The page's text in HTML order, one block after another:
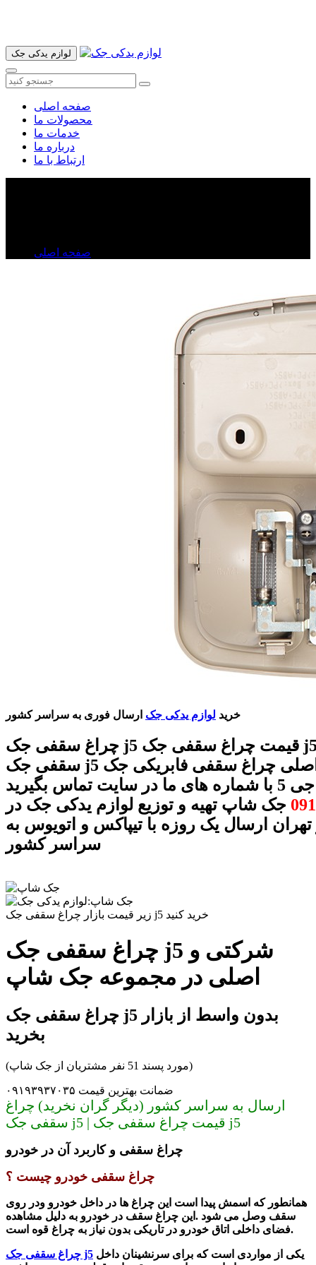
لوازم یدکی جک
صفحه اصلی
محصولات ما
خدمات ما
درباره ما
ارتباط با ما
صفحه اصلی
خرید لوازم یدکی جک ارسال فوری به سراسر کشور
چراغ سقفی جک j5 قیمت چراغ سقفی جک j5 چراغ
سقفی جک j5 اصلی چراغ سقفی فابریکی جک j5 چراغ
بگیرید
جک شاپ تهیه و توزیع لوازم یدکی جک در
تهران ارسال یک روزه با تیپاکس و اتویوس به
سراسر کشور
زیر قیمت بازار چراغ سقفی جک j5 خرید کنید
چراغ سقفی جک j5 شرکتی و
اصلی در مجموعه جک شاپ
چراغ سقفی جک j5 بدون واسط از بازار
بخرید
(مورد پسند 51 نفر مشتریان از جک شاپ)
ضمانت بهترین قیمت ۰۹۱۹۳۹۳۷۰۳۵
ارسال به سراسر کشور (دیگر گران نخرید) چراغ
سقفی جک j5 | قیمت چراغ سقفی جک j5
چراغ سقفی و کاربرد آن در خودرو
چراغ سقفی خودرو چیست ؟
همانطور که اسمش پیدا است این چراغ ها در داخل خودرو ودر روی
سقف وصل می شود . این چراغ سقف در خودرو به دلیل مشاهده
فضای داخلی اتاق خودرو در تاریکی بدون نیاز به چراغ قوه است.
چراغ سقفی جک j5